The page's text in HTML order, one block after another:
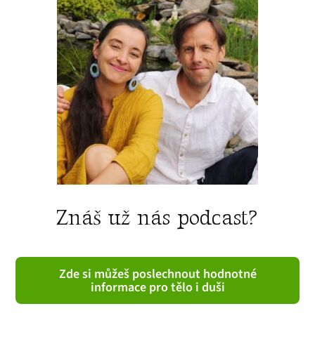
Znáš už nás podcast?
Zde si můžeš poslechnout hodnotné
informace pro tělo i duši